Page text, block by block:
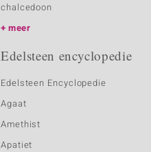
chalcedoon
meer
Edelsteen encyclopedie
Edelsteen Encyclopedie
Agaat
Amethist
Apatiet